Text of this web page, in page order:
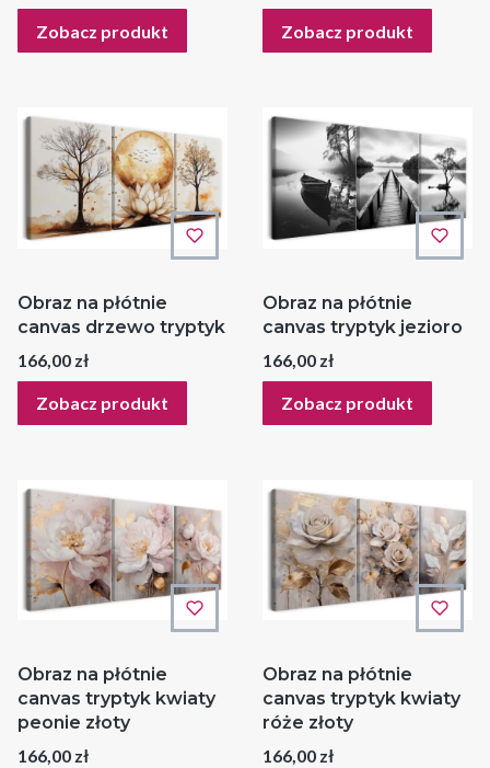
Zobacz produkt Zobacz produkt
Obraz na płótnie
canvas drzewo tryptyk
Cena
166,00 zł
Zobacz produkt
Obraz na płótnie
canvas tryptyk jezioro
Cena
166,00 zł
Zobacz produkt
Obraz na płótnie
canvas tryptyk kwiaty
peonie złoty
Cena
166,00 zł
Obraz na płótnie
canvas tryptyk kwiaty
róże złoty
Cena
166,00 zł